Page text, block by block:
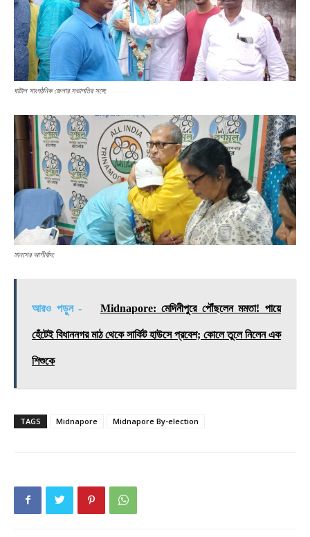
ঘাটাল সাংগঠনিক জেলার সভাপতির সঙ্গে:
মানসের আশীর্বাদ:
আরও পড়ুন - Midnapore: মেদিনীপুরে পৌঁছলেন মমতা! পায়ে
হেঁটেই বিধাননগর মাঠ থেকে সার্কিট হাউসে প্রবেশ; কোলে তুলে নিলেন এক
শিশুকে
TAGS Midnapore Midnapore By-election